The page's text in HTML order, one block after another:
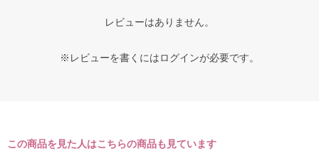
レビューはありません。
※レビューを書くにはログインが必要です。
この商品を見た人はこちらの商品も見ています